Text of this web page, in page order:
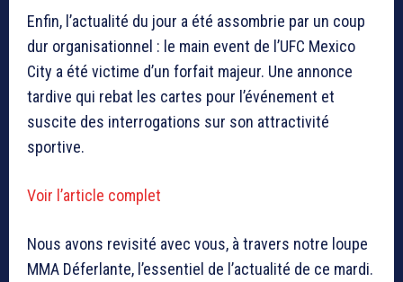
Enfin, l’actualité du jour a été assombrie par un coup
dur organisationnel : le main event de l’UFC Mexico
City a été victime d’un forfait majeur. Une annonce
tardive qui rebat les cartes pour l’événement et
suscite des interrogations sur son attractivité
sportive.
Voir l’article complet
Nous avons revisité avec vous, à travers notre loupe
MMA Déferlante, l’essentiel de l’actualité de ce mardi.